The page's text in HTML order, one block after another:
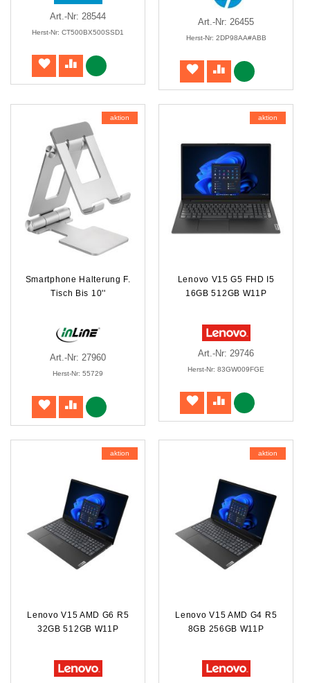
Art.-Nr: 28544
Herst-Nr: CT500BX500SSD1
Art.-Nr: 26455
Herst-Nr: 2DP98AA#ABB
aktion
Smartphone Halterung F.
Tisch Bis 10''
Art.-Nr: 27960
Herst-Nr: 55729
aktion
Lenovo V15 G5 FHD I5
16GB 512GB W11P
Art.-Nr: 29746
Herst-Nr: 83GW009FGE
aktion
Lenovo V15 AMD G6 R5
32GB 512GB W11P
aktion
Lenovo V15 AMD G4 R5
8GB 256GB W11P